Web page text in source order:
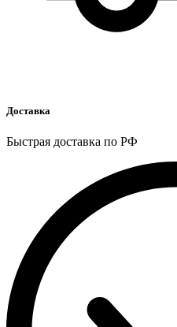
Доставка
Быстрая доставка по РФ